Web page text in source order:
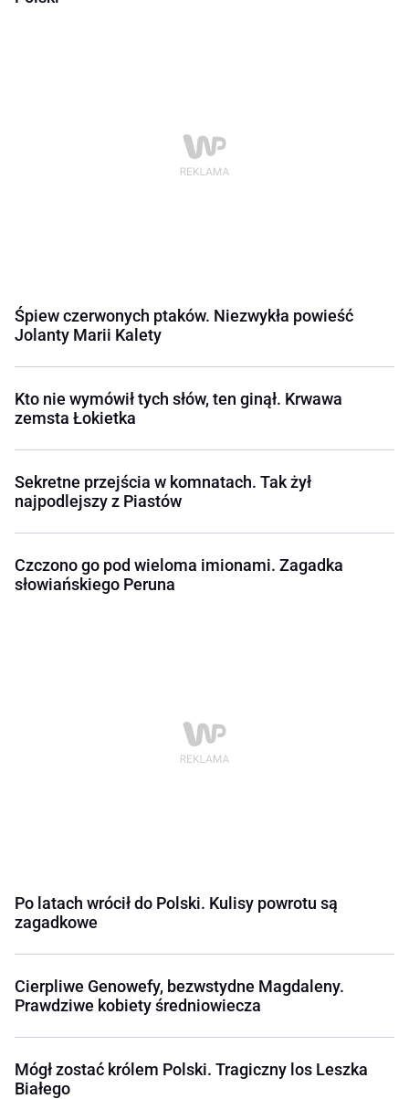
Śpiew czerwonych ptaków. Niezwykła powieść
Jolanty Marii Kalety
Kto nie wymówił tych słów, ten ginął. Krwawa
zemsta Łokietka
Sekretne przejścia w komnatach. Tak żył
najpodlejszy z Piastów
Czczono go pod wieloma imionami. Zagadka
słowiańskiego Peruna
Po latach wrócił do Polski. Kulisy powrotu są
zagadkowe
Cierpliwe Genowefy, bezwstydne Magdaleny.
Prawdziwe kobiety średniowiecza
Mógł zostać królem Polski. Tragiczny los Leszka
Białego